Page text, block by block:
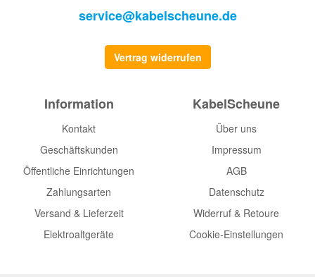
service@kabelscheune.de
Vertrag widerrufen
Information
Kontakt
Geschäftskunden
Öffentliche Einrichtungen
Zahlungsarten
Versand & Lieferzeit
Elektroaltgeräte
KabelScheune
Über uns
Impressum
AGB
Datenschutz
Widerruf & Retoure
Cookie-Einstellungen